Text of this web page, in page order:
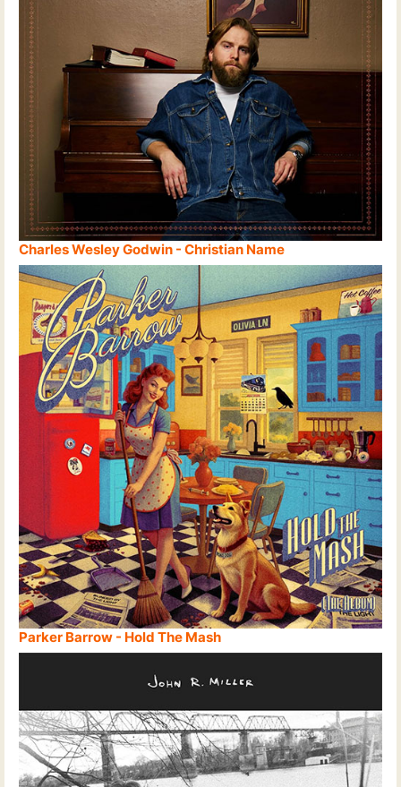
Charles Wesley Godwin - Christian Name
Parker Barrow - Hold The Mash